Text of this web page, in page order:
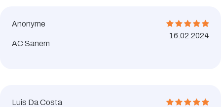
Anonyme
AC Sanem
16.02.2024
Luis Da Costa